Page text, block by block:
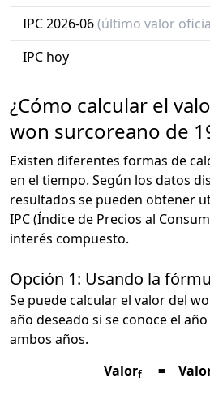
IPC 2026-06(último valor
IPC hoy
¿Cómo calcular el
won surcoreano de
Existen diferentes formas de
en el tiempo. Según los datos
resultados se pueden obtener
IPC (Índice de Precios al
interés compuesto.
Opción 1: Usando la
Se puede calcular el valor del
año deseado si se conoce el
ambos años.
Valorf =